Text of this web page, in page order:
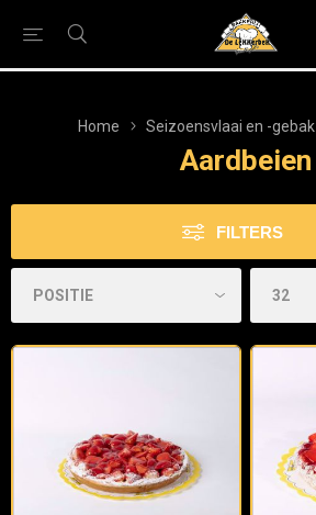
Home Seizoensvlaai en -gebak
Aardbeien
FILTERS